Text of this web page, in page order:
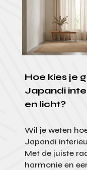
Hoe kies je
Japandi
en licht?
Wil je weten
Japandi
Met de juiste
harmonie en